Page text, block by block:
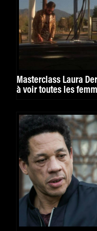
Masterclass Laura
à voir toutes les